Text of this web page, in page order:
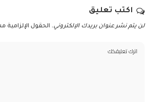
اكتب تعليق
لن يتم نشر عنوان بريدك الإلكتروني. الحقول الإلزامية